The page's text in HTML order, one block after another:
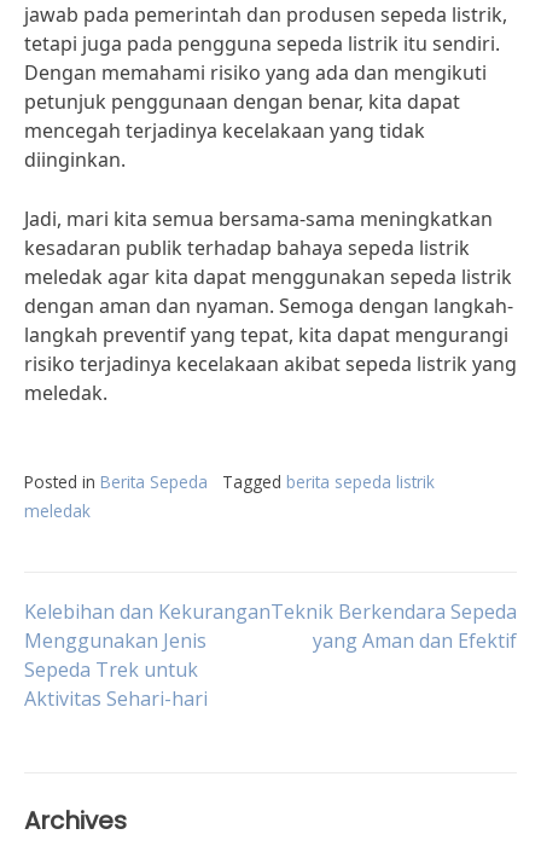
jawab pada pemerintah dan produsen sepeda listrik,
tetapi juga pada pengguna sepeda listrik itu sendiri.
Dengan memahami risiko yang ada dan mengikuti
petunjuk penggunaan dengan benar, kita dapat
mencegah terjadinya kecelakaan yang tidak
diinginkan.
Jadi, mari kita semua bersama-sama meningkatkan
kesadaran publik terhadap bahaya sepeda listrik
meledak agar kita dapat menggunakan sepeda listrik
dengan aman dan nyaman. Semoga dengan langkah-
langkah preventif yang tepat, kita dapat mengurangi
risiko terjadinya kecelakaan akibat sepeda listrik yang
meledak.
Posted in Berita Sepeda Tagged berita sepeda listrik
meledak
Post
navigation
Kelebihan dan Kekurangan
Menggunakan Jenis
Sepeda Trek untuk
Aktivitas Sehari-hari
Teknik Berkendara Sepeda
yang Aman dan Efektif
Archives